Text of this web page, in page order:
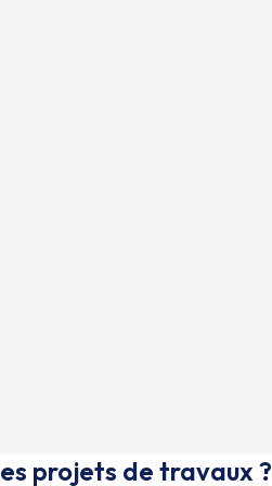
projets de travaux ?